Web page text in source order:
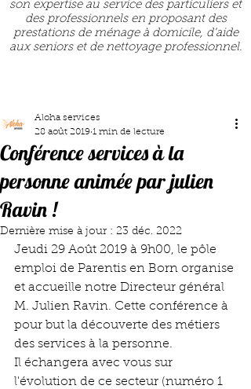
son expertise au service des particuliers et
des professionnels en proposant des
prestations de ménage à domicile, d’aide
aux seniors et de nettoyage professionnel.
Conférence services à la
personne animée par julien
Ravin !
Aloha services
28 août 2019 1 min de lecture
Dernière mise à jour : 23 déc. 2022
Jeudi 29 Août 2019 à 9h00, le pôle
emploi de Parentis en Born organise
et accueille notre Directeur général
M. Julien Ravin. Cette conférence à
pour but la découverte des métiers
des services à la personne.
Il échangera avec vous sur
l'évolution de ce secteur (numéro 1